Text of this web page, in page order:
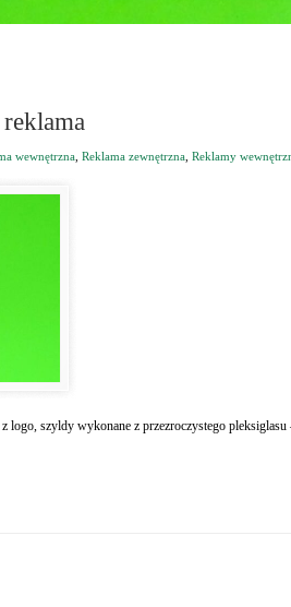
wewnętrzna Reklama zewnętrzna Reklamy
logo, szyldy wykonane z przezroczystego